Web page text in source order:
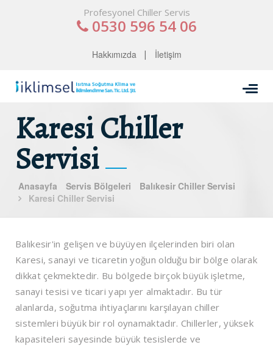
Profesyonel Chiller Servis
0530 596 54 06
Hakkımızda İletişim
Karesi Chiller
Servisi
Anasayfa Servis Bölgeleri
Balıkesir Chiller Servisi
Karesi Chiller Servisi
Balıkesir'in gelişen ve büyüyen ilçelerinden biri olan
Karesi, sanayi ve ticaretin yoğun olduğu bir bölge olarak
dikkat çekmektedir. Bu bölgede birçok büyük işletme,
sanayi tesisi ve ticari yapı yer almaktadır. Bu tür
alanlarda, soğutma ihtiyaçlarını karşılayan chiller
sistemleri büyük bir rol oynamaktadır. Chillerler, yüksek
kapasiteleri sayesinde büyük tesislerde ve